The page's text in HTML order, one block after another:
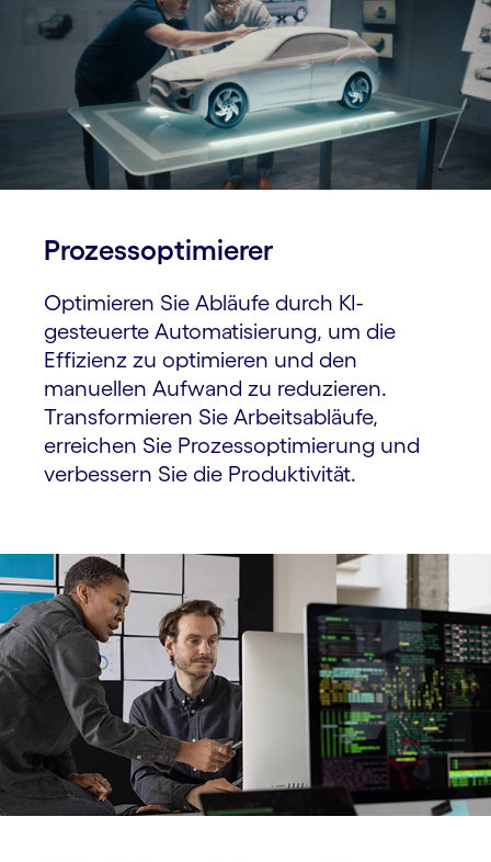
Prozess­optimierer
Optimieren Sie Abläufe durch KI-
gesteuerte Automatisierung, um die
Effizienz zu optimieren und den
manuellen Aufwand zu reduzieren.
Transformieren Sie Arbeitsabläufe,
erreichen Sie Prozess­optimierung und
verbessern Sie die Produktivität.